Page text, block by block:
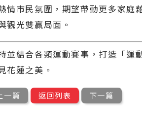
情市民氛圍，期望帶動更多家庭
觀光雙贏局面。
並結合各類運動賽事，打造「運
花蓮之美。
一篇 返回列表 下一篇